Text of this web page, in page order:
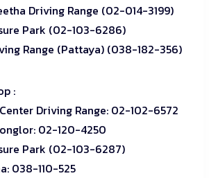
Driving Range (02-014-3199)
Park (02-103-6286)
Range (Pattaya) (038-182-356)
:
Driving Range: 02-102-6572
02-120-4250
Park (02-103-6287)
038-110-525